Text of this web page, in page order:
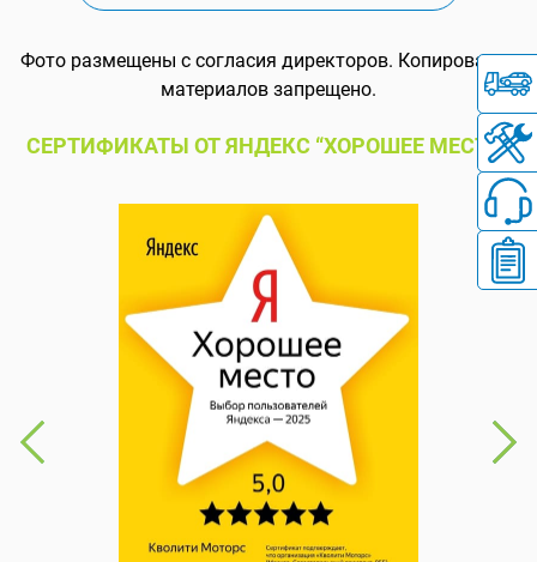
Фото размещены с согласия директоров. Копирование
материалов запрещено.
СЕРТИФИКАТЫ ОТ ЯНДЕКС “ХОРОШЕЕ МЕСТО”